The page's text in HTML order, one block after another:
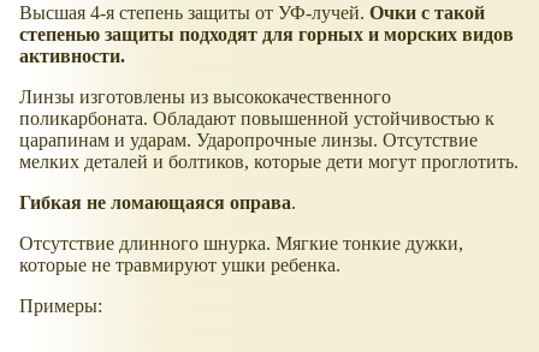
Высшая 4-я степень защиты от УФ-лучей. Очки с такой
степенью защиты подходят для горных и морских видов
активности.
Линзы изготовлены из высококачественного
поликарбоната. Обладают повышенной устойчивостью к
царапинам и ударам. Ударопрочные линзы. Отсутствие
мелких деталей и болтиков, которые дети могут проглотить.
Гибкая не ломающаяся оправа.
Отсутствие длинного шнурка. Мягкие тонкие дужки,
которые не травмируют ушки ребенка.
Примеры: